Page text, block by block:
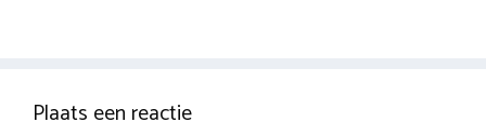
Plaats een reactie